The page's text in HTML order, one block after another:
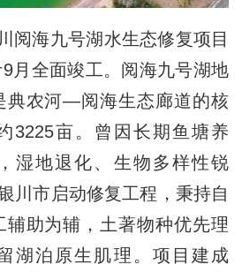
海九号湖水生态修复项目
月全面竣工。阅海九号湖地
典农河—阅海生态廊道的核
3225亩。曾因长期鱼塘养
湿地退化、生物多样性锐
川市启动修复工程，秉持自
助为辅，土著物种优先理
湖泊原生肌理。项目建成